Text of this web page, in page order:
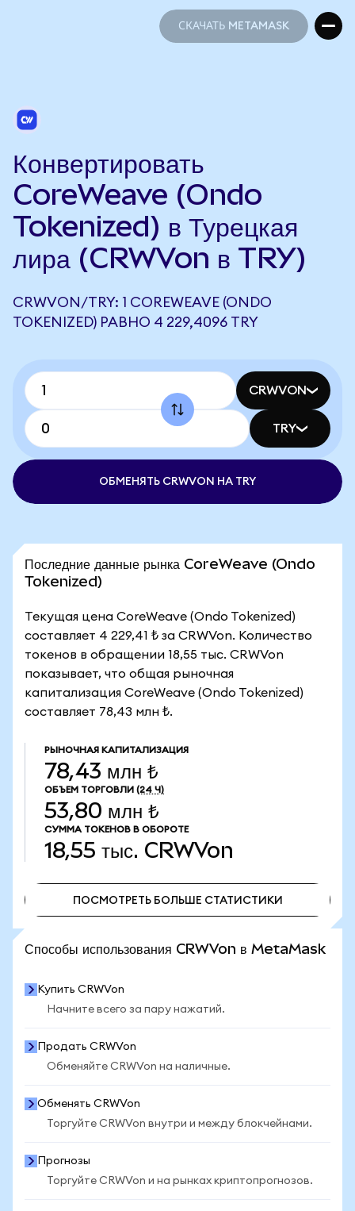
СКАЧАТЬ METAMASK
Конвертировать
CoreWeave (Ondo
Tokenized) в Турецкая
лира (CRWVon в TRY)
CRWVON/TRY: 1 COREWEAVE (ONDO
TOKENIZED) РАВНО 4 229,4096 TRY
CRWVON
TRY
ОБМЕНЯТЬ CRWVON НА TRY
Последние данные рынка CoreWeave (Ondo
Tokenized)
Текущая цена CoreWeave (Ondo Tokenized)
составляет 4 229,41 ₺ за CRWVon. Количество
токенов в обращении 18,55 тыс. CRWVon
показывает, что общая рыночная
капитализация CoreWeave (Ondo Tokenized)
составляет 78,43 млн ₺.
РЫНОЧНАЯ КАПИТАЛИЗАЦИЯ
78,43 млн ₺
ОБЪЕМ ТОРГОВЛИ (24 Ч)
53,80 млн ₺
СУММА ТОКЕНОВ В ОБОРОТЕ
18,55 тыс. CRWVon
ПОСМОТРЕТЬ БОЛЬШЕ СТАТИСТИКИ
Способы использования CRWVon в MetaMask
Купить CRWVon
Начните всего за пару нажатий.
Продать CRWVon
Обменяйте CRWVon на наличные.
Обменять CRWVon
Торгуйте CRWVon внутри и между блокчейнами.
Прогнозы
Торгуйте CRWVon и на рынках криптопрогнозов.